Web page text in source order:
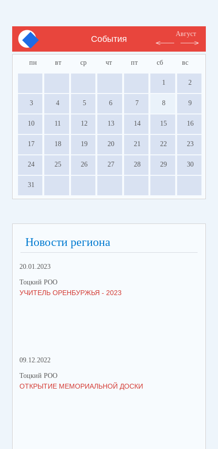
События
Август
пн вт ср чт пт сб вс
1 2
3 4 5 6 7 8 9
10 11 12 13 14 15 16
17 18 19 20 21 22 23
24 25 26 27 28 29 30
31
Новости региона
20.01.2023
Тоцкий РОО
УЧИТЕЛЬ ОРЕНБУРЖЬЯ - 2023
09.12.2022
Тоцкий РОО
ОТКРЫТИЕ МЕМОРИАЛЬНОЙ ДОСКИ